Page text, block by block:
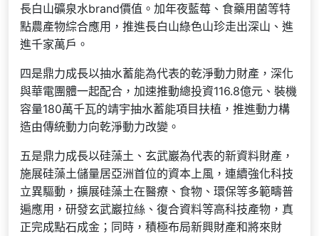
長白山礦泉水brand價值。加年夜藍莓、食藥用菌等特
點農產物綜合應用，推進長白山綠色山珍走出深山、進
進千家萬戶。
四是鼎力成長以抽水蓄能為代表的乾淨動力財產，深化
與華電團體一起配合，加速推動總投資116.8億元、裝機
容量180萬千瓦的靖宇抽水蓄能項目扶植，推進動力構
造由傳統動力向乾淨動力改變。
五是鼎力成長以硅藻土、玄武巖為代表的新資料財產，
施展硅藻土儲量居亞洲首位的資本上風，連續強化科技
立異驅動，擴展硅藻土在醫療、食物、環保等多範疇普
遍應用，研發玄武巖拉絲、復合資料等高科技產物，真
正完成點石成金；同時，積極布局新興財產和將來財